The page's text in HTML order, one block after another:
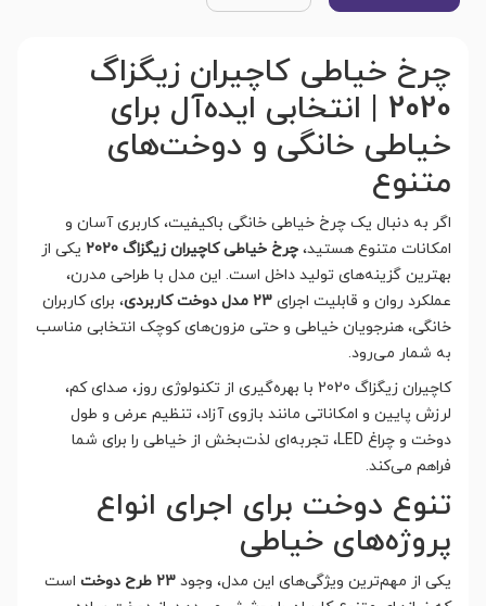
چرخ خیاطی کاچیران زیگزاگ
2020 | انتخابی ایده‌آل برای
خیاطی خانگی و دوخت‌های
متنوع
اگر به دنبال یک چرخ خیاطی خانگی باکیفیت، کاربری آسان و
امکانات متنوع هستید، چرخ خیاطی کاچیران زیگزاگ 2020
یکی از
بهترین گزینه‌های تولید داخل است. این مدل با طراحی مدرن،
عملکرد روان و قابلیت اجرای 23 مدل دوخت کاربردی
، برای کاربران
خانگی، هنرجویان خیاطی و حتی مزون‌های کوچک انتخابی مناسب
به شمار می‌رود.
کاچیران زیگزاگ 2020 با بهره‌گیری از تکنولوژی روز، صدای کم،
لرزش پایین و امکاناتی مانند بازوی آزاد، تنظیم عرض و طول
دوخت و چراغ LED، تجربه‌ای لذت‌بخش از خیاطی را برای شما
فراهم می‌کند.
تنوع دوخت برای اجرای انواع
پروژه‌های خیاطی
یکی از مهم‌ترین ویژگی‌های این مدل، وجود 23 طرح دوخت
است